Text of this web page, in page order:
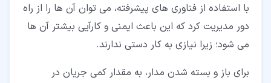
با استفاده از فناوری های پیشرفته، می توان آن ها را از راه
دور مدیریت کرد که این باعث ایمنی و کارآیی بیشتر آن ها
می شود؛ زیرا نیازی به کار دستی ندارند.
برای باز و بسته شدن مدار، به مقدار کمی جریان در